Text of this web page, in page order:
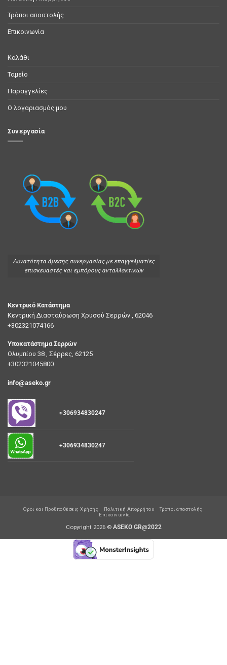
Τρόποι αποστολής
Επικοινωνία
Καλάθι
Ταμείο
Παραγγελίες
Ο λογαριασμός μου
Συνεργασία
Δυνατότητα άμεσης συνεργασίας με επαγγελματίες
επισκευαστές και εμπόρους ανταλλακτικών
Κεντρικό Κατάστημα
Κεντρική Διασταύρωση Χρυσού Σερρών , 62046
+302321074166
Υποκατάστημα Σερρών
Ολυμπίου 38 , Σέρρες, 62125
+302321045800
info@aseko.gr
+306934830247
+306934830247
Όροι και Προϋποθέσεις Χρήσης Πολιτική Απορρήτου
Τρόποι αποστολής
Επικοινωνία
Copyright 2026 © ASEKO GR@2022